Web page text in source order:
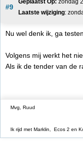
#9
Geplaatst Op: zondag
Laatste wijziging:
Nu wel denk ik, ga
Volgens mij werkt het
Als ik de tender van de
Mvg, Ruud
Ik rijd met Marklin, Ecos 2 en